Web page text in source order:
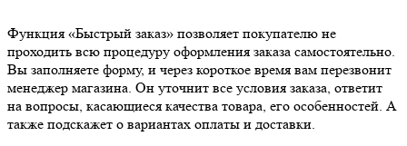
Функция «Быстрый заказ» позволяет покупателю не
проходить всю процедуру оформления заказа самостоятельно.
Вы заполняете форму, и через короткое время вам перезвонит
менеджер магазина. Он уточнит все условия заказа, ответит
на вопросы, касающиеся качества товара, его особенностей. А
также подскажет о вариантах оплаты и доставки.